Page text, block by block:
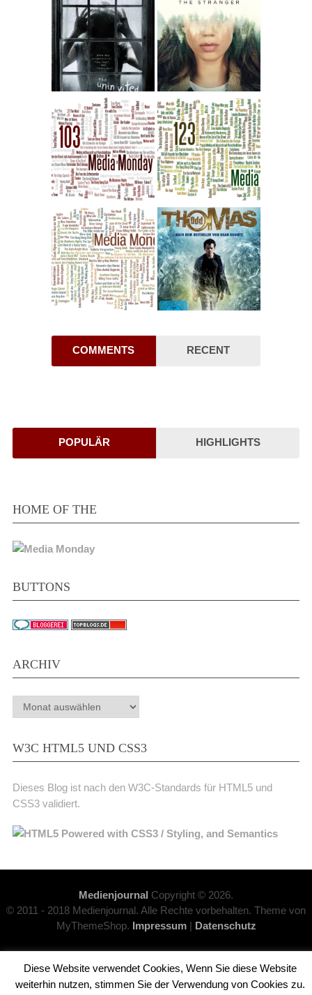
COMMENTS RECENT
POPULÄR HIGHLIGHTS
HOME OF THE
BUTTONS
ARCHIV
Archiv
W3C HTML5 UND CSS3
Dieses Blog ist nach den W3C-Standards für HTML5 und
CSS3 validiert.
Medienjournal Copyright © 2026.
© 2011 - 2018 Medienjournal. Alle Rechte vorbehalten. Theme von
MyThemeShop. Impressum| Datenschutz
Diese Website verwendet Cookies, Wenn Sie diese Website
weiterhin nutzen, stimmen Sie der Verwendung von Cookies zu.